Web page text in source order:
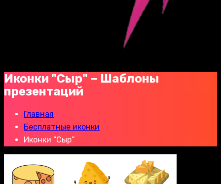
Иконки "Сыр" − Шаблоны
презентаций
Главная
Бесплатные иконки
Иконки “Сыр”